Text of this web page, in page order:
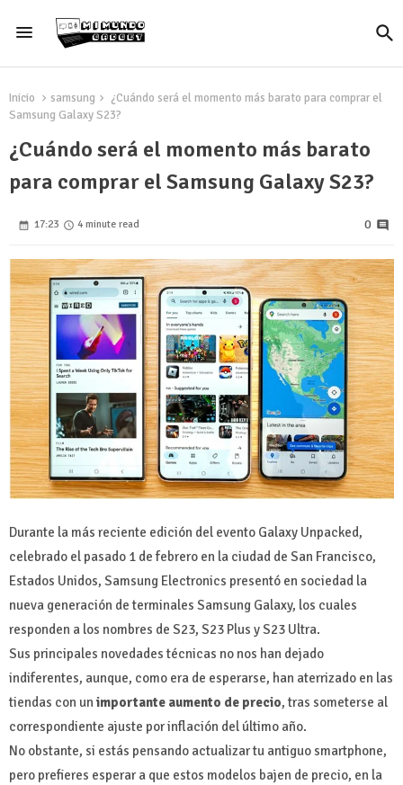
Inicio samsung
¿Cuándo será el momento más barato para comprar el
Samsung Galaxy S23?
¿Cuándo será el momento más barato
para comprar el Samsung Galaxy S23?
17:23 4 minute read 0
Durante la más reciente edición del evento Galaxy Unpacked,
celebrado el pasado 1 de febrero en la ciudad de San Francisco,
Estados Unidos, Samsung Electronics presentó en sociedad la
nueva generación de terminales Samsung Galaxy, los cuales
responden a los nombres de S23, S23 Plus y S23 Ultra.
Sus principales novedades técnicas no nos han dejado
indiferentes, aunque, como era de esperarse, han aterrizado en las
tiendas con un importante aumento de precio, tras someterse al
correspondiente ajuste por inflación del último año.
No obstante, si estás pensando actualizar tu antiguo smartphone,
pero prefieres esperar a que estos modelos bajen de precio, en la